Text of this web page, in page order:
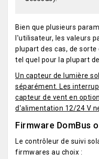
Bien que plusieurs
l'utilisateur, les valeurs
plupart des cas, de
tel quel pour la plupart
Un capteur de lumière
séparément. Les
capteur de vent en
d'alimentation 12/24 V
Firmware DomBus
Le contrôleur de suivi
firmwares au choix :